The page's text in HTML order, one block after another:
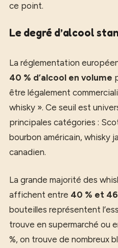
ce point.
Le degré d’alcool
La réglementation
40 % d’alcool en volume
être légalement
whisky ». Ce seuil est
principales catégories :
bourbon américain, whisky
canadien.
La grande majorité des
affichent entre 40 % et 46
bouteilles représentent
trouve en supermarché ou
%, on trouve de nombreux